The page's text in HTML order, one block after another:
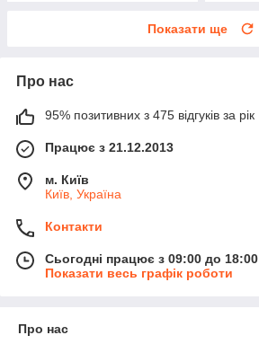
Показати ще
Про нас
95% позитивних з 475 відгуків за рік
Працює з 21.12.2013
м. Київ
Київ, Україна
Контакти
Сьогодні працює з 09:00 до 18:00
Показати весь графік роботи
Про нас